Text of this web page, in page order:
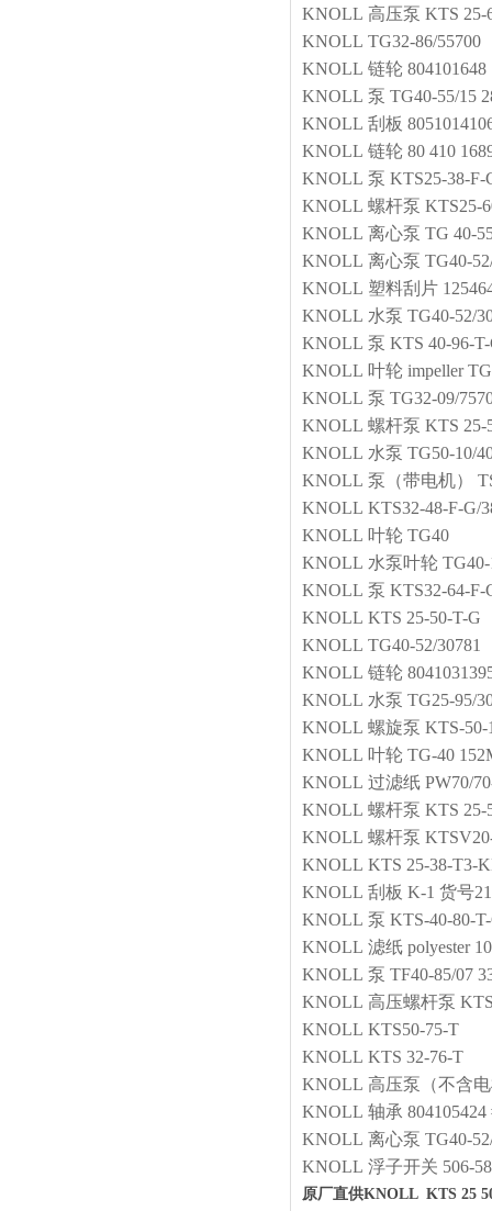
KNOLL 高压泵 KTS 25-
KNOLL TG32-86/55700
KNOLL 链轮 804101648
KNOLL 泵 TG40-55/15
KNOLL 刮板
KNOLL 链轮 80 410
KNOLL 泵 KTS25-38-F-
KNOLL 螺杆泵 KTS25-
KNOLL 离心泵 TG 40-
KNOLL 离心泵 TG40-
KNOLL 塑料刮片
KNOLL 水泵 TG40-52/
KNOLL 泵 KTS 40-96-
KNOLL 叶轮 impeller
KNOLL 泵 TG32-09/
KNOLL 螺杆泵 KTS 25-
KNOLL 水泵 TG50-10/
KNOLL 泵（带电机）
KNOLL KTS32-48-F-G/
KNOLL 叶轮 TG40
KNOLL 水泵叶轮
KNOLL 泵 KTS32-64-F-
KNOLL KTS 25-50-T-G
KNOLL TG40-52/30781
KNOLL 链轮
KNOLL 水泵 TG25-95/
KNOLL 螺旋泵 KTS-50-
KNOLL 叶轮 TG-40
KNOLL 过滤纸 PW70/
KNOLL 螺杆泵 KTS 25-
KNOLL 螺杆泵
KNOLL KTS 25-38-T3-
KNOLL 刮板 K-1 货号
KNOLL 泵 KTS-40-80-
KNOLL 滤纸 polyester
KNOLL 泵 TF40-85/07
KNOLL 高压螺杆泵
KNOLL KTS50-75-T
KNOLL KTS 32-76-T
KNOLL 高压泵（不含
KNOLL 轴承
KNOLL 离心泵 TG40-
KNOLL 浮子开关 506-
原厂直供KNOLL KTS 25